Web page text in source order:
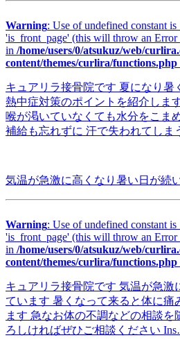
Warning: Use of undefined constant
'is_front_page' (this will throw an
in /home/users/0/atsukuz/web/
content/themes/curlira/functions.php
キュアリラ接骨院です 夏になり暑
熱中症対策のポイントを紹介しま
喉が渇いていなくても水分をこま
補給も忘れずに 汗で失われてし
気温が急激に高くなり暑い日が続
Warning: Use of undefined constant
'is_front_page' (this will throw an
in /home/users/0/atsukuz/web/
content/themes/curlira/functions.php
キュアリラ接骨院です 気温が急激
ています 暑くなって来ると体に痛
ます 急なお体の不調などの相談を
ろしければぜひご相談ください